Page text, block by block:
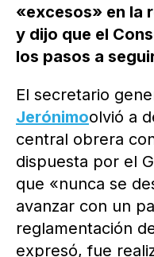
«excesos» en la
y dijo que el
los pasos a
El secretario
Jerónimoolvió a
central obrera
dispuesta por el
que «nunca se
avanzar con un
reglamentación
expresó, fue